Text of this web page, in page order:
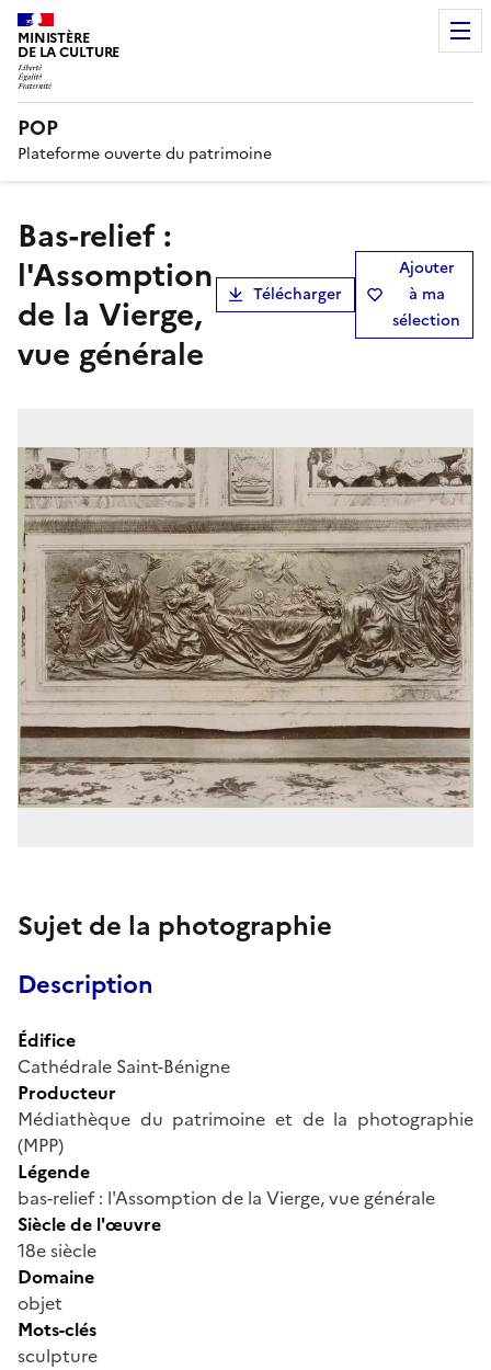
MINISTÈRE
DE LA CULTURE
POP
Plateforme ouverte du patrimoine
bas-relief :
l'Assomption
de la Vierge,
vue générale
Télécharger
Ajouter
à ma
sélection
Sujet de la photographie
Description
Édifice
Cathédrale Saint-Bénigne
Producteur
Médiathèque du patrimoine et de la photographie
(MPP)
Légende
bas-relief : l'Assomption de la Vierge, vue générale
Siècle de l'œuvre
18e siècle
Domaine
objet
Mots-clés
sculpture